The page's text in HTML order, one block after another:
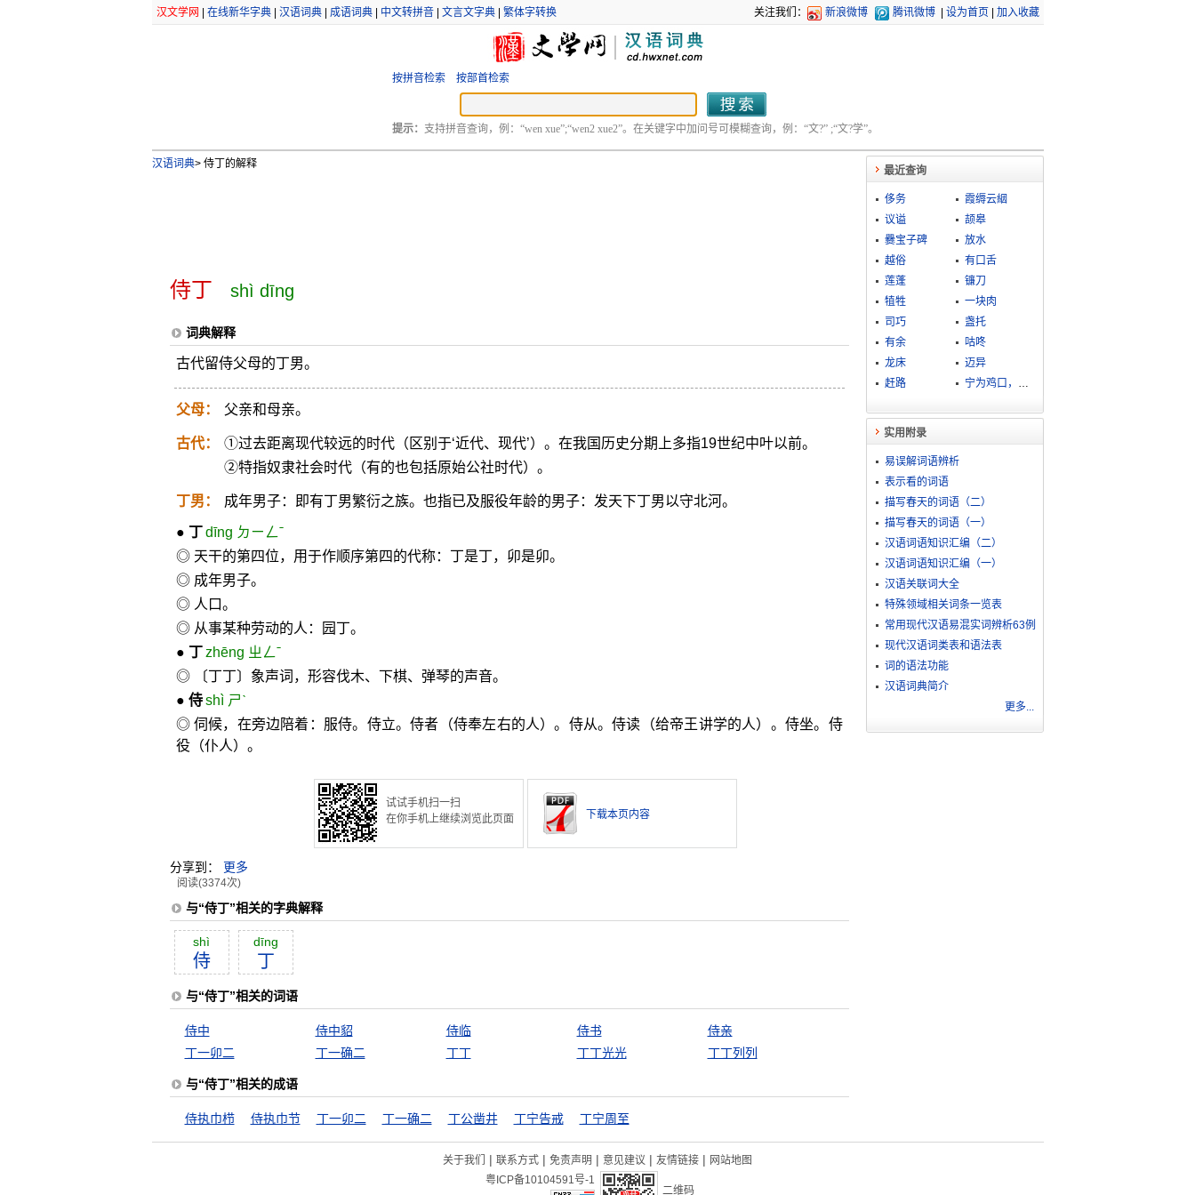
汉文学网 在线新华字典| 汉语词典| 成语词典| 中文转拼音| 文言文字典| 繁体字转换 关注我们： 新浪微博 腾讯微博 设为首页 加入收藏
按拼音检索 按部首检索
提示： 支持拼音查询，例：“wen xue”;“wen2 xue2”。在关键字中加问号可模糊查询，例：“文?” ;“文?学”。
汉语词典>侍丁的解释
侍丁 shì dīng
词典解释
古代留侍父母的丁男。
父母： 父亲和母亲。
古代：
①过去距离现代较远的时代（区别于‘近代、现代’）。在我国历史分期上多指19世纪中叶以前。
②特指奴隶社会时代（有的也包括原始公社时代）。
丁男： 成年男子：即有丁男繁衍之族。也指已及服役年龄的男子：发天下丁男以守北河。
● 丁 dīng ㄉㄧㄥˉ
◎ 天干的第四位，用于作顺序第四的代称：丁是丁，卯是卯。
◎ 成年男子。
◎ 人口。
◎ 从事某种劳动的人：园丁。
● 丁 zhēng ㄓㄥˉ
◎ 〔丁丁〕象声词，形容伐木、下棋、弹琴的声音。
● 侍 shì ㄕˋ
◎ 伺候，在旁边陪着：服侍。侍立。侍者（侍奉左右的人）。侍从。侍读（给帝王讲学的人）。侍坐。侍
役（仆人）。
试试手机扫一扫
在你手机上继续浏览此页面
下载本页内容
分享到： 更多
阅读(3374次)
与“侍丁”相关的字典解释
shì
侍
dīng
丁
与“侍丁”相关的词语
侍中 侍中貂 侍临 侍书
侍亲
丁一卯二
丁一确二 丁丁 丁丁光光 丁丁列列
与“侍丁”相关的成语
侍执巾栉 侍执巾节 丁一卯二 丁一确二 丁公凿井 丁宁告戒 丁宁周至
最近查询
侈务
霞缛云絪
议谥
颉皋
爨宝子碑
放水
越俗
有口舌
莲蓬
镰刀
犆牲
一块肉
司巧
盏托
有余
咕咚
龙床
迈异
赶路
宁为鸡口，勿为牛后
实用附录
易误解词语辨析
表示看的词语
描写春天的词语（二）
描写春天的词语（一）
汉语词语知识汇编（二）
汉语词语知识汇编（一）
汉语关联词大全
特殊领域相关词条一览表
常用现代汉语易混实词辨析63例
现代汉语词类表和语法表
词的语法功能
汉语词典简介
更多...
关于我们 | 联系方式 | 免责声明 | 意见建议 | 友情链接 | 网站地图
粤ICP备10104591号-1
二维码